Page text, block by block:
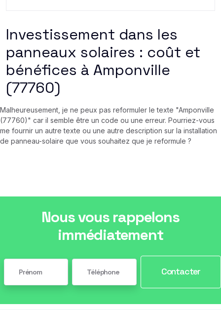
Investissement dans les
panneaux solaires : coût et
bénéfices à Amponville
(77760)
Malheureusement, je ne peux pas reformuler le texte "Amponville
(77760)" car il semble être un code ou une erreur. Pourriez-vous
me fournir un autre texte ou une autre description sur la installation
de panneau-solaire que vous souhaitez que je reformule ?
Nous vous rappelons
immédiatement
Contacter